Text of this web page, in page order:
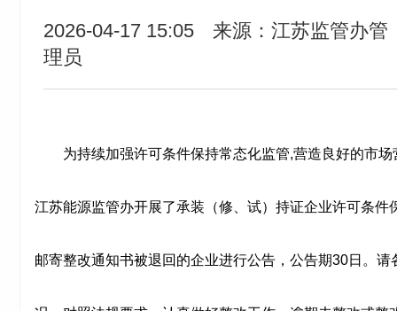
2026-04-17 15:05
来源：江苏监管办管
理员
为持续加强许可条件保持常态化监管,营造良好的市
江苏能源监管办开展了承装（修、试）持证企业许可条
邮寄整改通知书被退回的企业进行公告，公告期30日。